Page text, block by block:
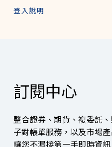
訂閱中心
整合證券、期貨、複委託
子對帳單服務，以及市場
讓您不漏接第一手即時資訊